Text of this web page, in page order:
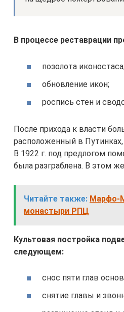
В процессе реставрации
позолота
обновление икон;
роспись стен и
После прихода к власти
расположенный в Путинках,
В 1922 г. под предлогом
была разграблена. В этом
Читайте также: Марфо-
монастыри РПЦ
Культовая постройка
следующем:
снос пяти глав
снятие главы и